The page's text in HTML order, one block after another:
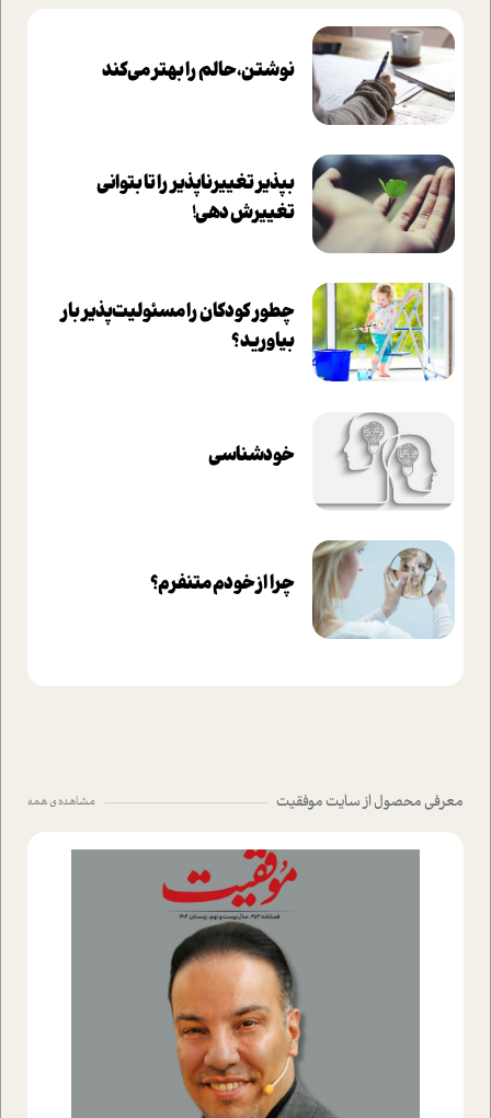
نوشتن، حالم را بهتر می‌کند
بپذير تغييرناپذير را تا بتواني
تغييرش دهي!‏
چطور کودکان را مسئولیت‌پذیر بار
بیاورید؟
خودشناسی
چرا از خودم متنفرم؟
معرفی محصول از سایت موفقیت مشاهده ی همه